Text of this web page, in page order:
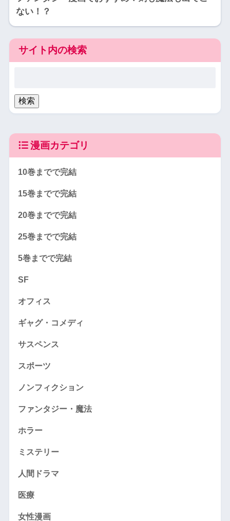
ない！？
サイト内の検索
漫画カテゴリ
10巻までで完結
15巻までで完結
20巻までで完結
25巻までで完結
5巻までで完結
SF
オフィス
ギャグ・コメディ
サスペンス
スポーツ
ノンフィクション
ファンタジー・魔法
ホラー
ミステリー
人間ドラマ
医療
女性漫画